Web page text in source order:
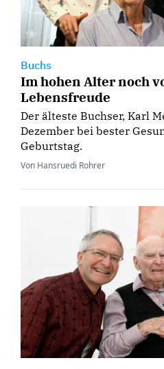
Buchs
Im hohen Alter noch
Lebensfreude
Der älteste Buchser, Karl
Dezember bei bester
Geburtstag.
Von Hansruedi Rohrer